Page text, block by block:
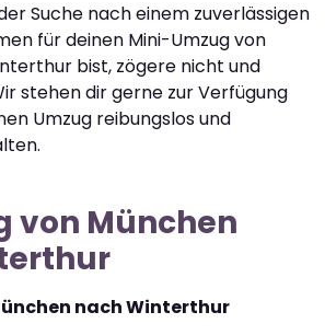
Suche nach einem zuverlässigen
für deinen Mini-Umzug von
bist, zögere nicht und
stehen dir gerne zur Verfügung
Umzug reibungslos und
von München
nach Winterthur